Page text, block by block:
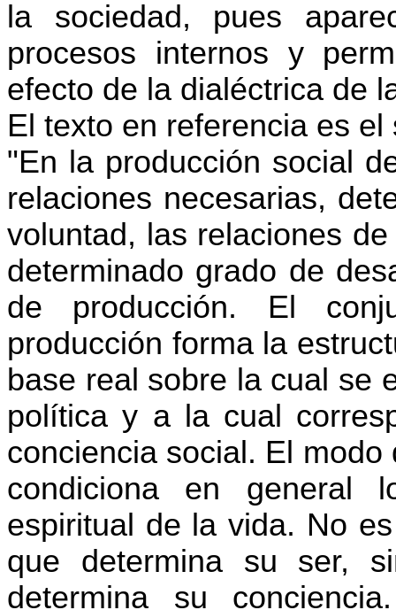
la sociedad, pues
procesos internos y
efecto de la dialéctrica de
El texto en referencia es el
"En la producción social
relaciones necesarias,
voluntad, las relaciones
determinado grado de
de producción. El
producción forma la
base real sobre la cual se
política y a la cual
conciencia social. El
condiciona en general
espiritual de la vida. No
que determina su ser,
determina su